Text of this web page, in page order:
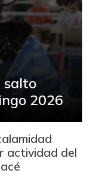
salto
2026
actividad del